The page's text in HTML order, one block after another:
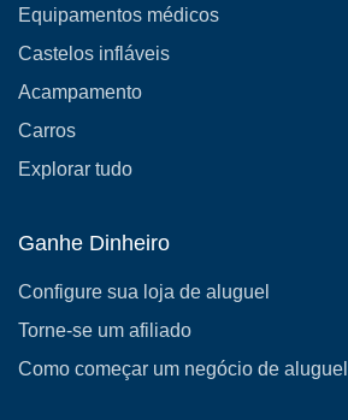
Equipamentos médicos
Castelos infláveis
Acampamento
Carros
Explorar tudo
Ganhe Dinheiro
Configure sua loja de aluguel
Torne-se um afiliado
Como começar um negócio de aluguel